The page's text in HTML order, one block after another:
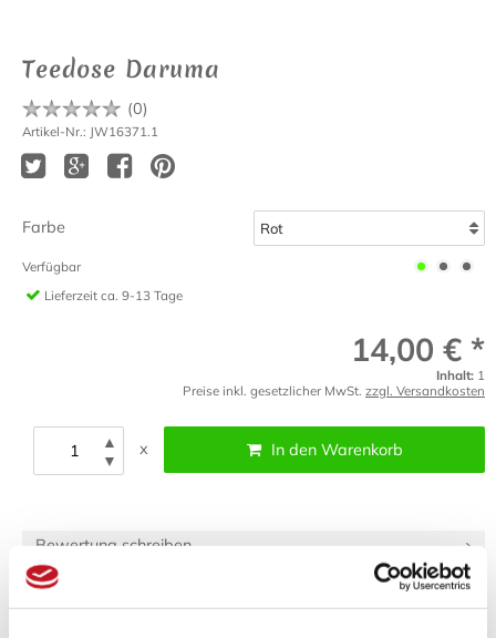
Teedose Daruma
(0)
Artikel-Nr.: JW16371.1
Farbe
Verfügbar
Lieferzeit ca. 9-13 Tage
14,00 € *
Inhalt: 1
Preise inkl. gesetzlicher MwSt. zzgl. Versandkosten
▲
▼
x In den Warenkorb
Bewertung schreiben
Fragen zum Artikel?
Artikel vergleichen